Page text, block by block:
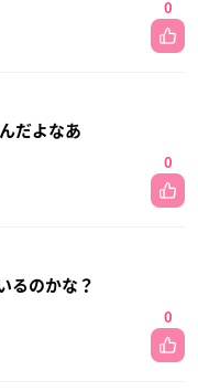
0
だよなあ
0
るのかな？
0